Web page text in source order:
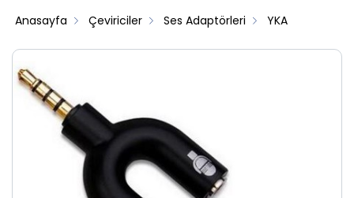
Anasayfa Çeviriciler Ses Adaptörleri YKA